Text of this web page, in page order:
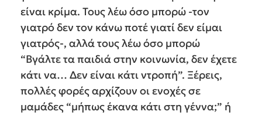
είναι κρίμα. Τους λέω όσο μπορώ -τον
γιατρό δεν τον κάνω ποτέ γιατί δεν είμαι
γιατρός-, αλλά τους λέω όσο μπορώ
“Βγάλτε τα παιδιά στην κοινωνία, δεν έχετε
κάτι να… Δεν είναι κάτι ντροπή”. Ξέρεις,
πολλές φορές αρχίζουν οι ενοχές σε
μαμάδες “μήπως έκανα κάτι στη γέννα;” ή